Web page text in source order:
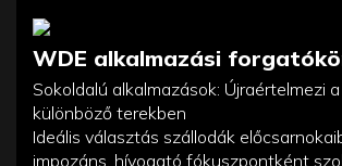
WDE alkalmazási
Sokoldalú alkalmazások: Újraértelmezi
különböző terekben
Ideális választás szállodák
impozáns, hívogató fókuszpontként